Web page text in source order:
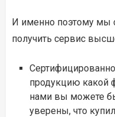
И именно поэтому мы
получить сервис
продукцию какой
нами вы можете
уверены, что